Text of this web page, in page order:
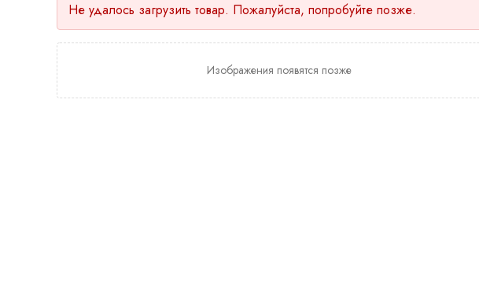
Не удалось загрузить товар. Пожалуйста, попробуйте позже.
Изображения появятся позже